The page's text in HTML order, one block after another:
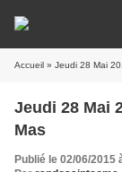
Accueil » Jeudi 28 Mai
Jeudi 28 Mai
Mas
Publié le 02/06/2015